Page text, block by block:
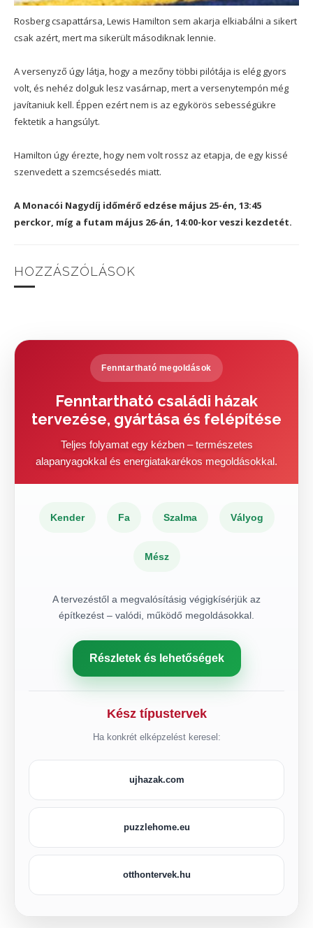
Rosberg csapattársa, Lewis Hamilton sem akarja elkiabálni a sikert
csak azért, mert ma sikerült másodiknak lennie.
A versenyző úgy látja, hogy a mezőny többi pilótája is elég gyors
volt, és nehéz dolguk lesz vasárnap, mert a versenytempón még
javítaniuk kell. Éppen ezért nem is az egykörös sebességükre
fektetik a hangsúlyt.
Hamilton úgy érezte, hogy nem volt rossz az etapja, de egy kissé
szenvedett a szemcsésedés miatt.
A Monacói Nagydíj időmérő edzése május 25-én, 13:45
perckor, míg a futam május 26-án, 14:00-kor veszi kezdetét.
HOZZÁSZÓLÁSOK
Fenntartható megoldások
Fenntartható családi házak
tervezése, gyártása és felépítése
Teljes folyamat egy kézben – természetes
alapanyagokkal és energiatakarékos megoldásokkal.
Kender Fa Szalma Vályog
Mész
A tervezéstől a megvalósításig végigkísérjük az
építkezést – valódi, működő megoldásokkal.
Részletek és lehetőségek
Kész típustervek
Ha konkrét elképzelést keresel:
ujhazak.com
puzzlehome.eu
otthontervek.hu